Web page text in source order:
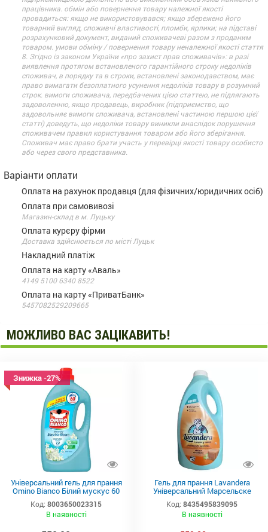
працівника. обмін або повернення товару належної якості
провадиться: якщо не використовувався; якщо збережено його
товарний вигляд, споживчі властивості, пломби, ярлики; на підставі
розрахунковий документ, виданий споживачеві разом з проданим
товаром. умови обміну / повернення товару неналежної якості стаття
8. Згідно із законом України «про захист прав споживачів»: в разі
виявлення протягом встановленого гарантійного строку недоліків
споживач, в порядку та в строки, встановлені законодавством, має
право вимагати безоплатного усунення недоліків товару в розумний
строк. вимоги споживача, передбачених цією статтею, не підлягають
задоволенню, якщо продавець, виробник (підприємство, що
задовольняє вимоги споживача, встановлені частиною першою цієї
статті) доведуть, що недоліки товару виникли внаслідок порушення
споживачем правил користування товаром або його зберігання.
Споживач має право брати участь у перевірці якості товару особисто
або через свого представника.
Варіанти оплати
Оплата на рахунок продавця (для фізичних/юридичних осіб)
Оплата при самовивозі
Магазин-склад в м. Луцьку
Оплата курєру фірми
Доставка здійснюється по місті Луцьк
Накладний платіж
Оплата на карту «Аваль»
4149 5100 6340 8522
Оплата на карту «ПриватБанк»
5457082529209665
МОЖЛИВО ВАС ЗАЦІКАВИТЬ!
Знижка -27%
Універсальний гель для прання
Omino Bianco Білий мускус 60
Код: 8003650023315
В наявності
Гель для прання Lavandera
Універсальний Марсельске
Мило 4950 мл 110 прань
Код: 8435495839095
В наявності